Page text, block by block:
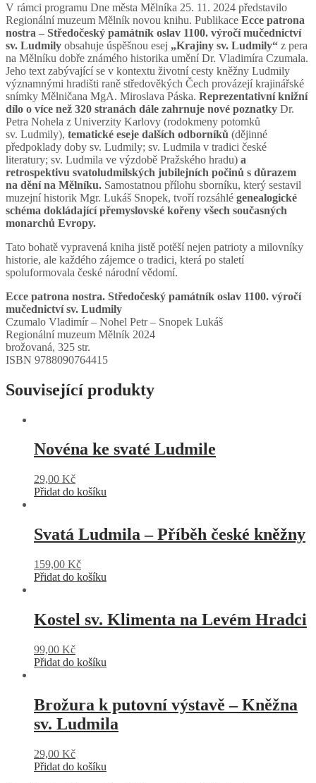
mučednictví
sv.
Ludmily
množství
V rámci programu Dne města Mělníka 25. 11. 2024 představilo
Regionální muzeum Mělník novou knihu. Publikace Ecce patrona
nostra – Středočeský památník oslav 1100. výročí mučednictví
sv. Ludmily obsahuje úspěšnou esej „Krajiny sv. Ludmily“ z pera
na Mělníku dobře známého historika umění Dr. Vladimíra Czumala.
Jeho text zabývající se v kontextu životní cesty kněžny Ludmily
významnými hradišti raně středověkých Čech provázejí krajinářské
snímky Mělničana MgA. Miroslava Páska. Reprezentativní knižní
dílo o více než 320 stranách dále zahrnuje nové poznatky Dr.
Petra Nohela z Univerzity Karlovy (rodokmeny potomků
sv. Ludmily), tematické eseje dalších odborníků (dějinné
předpoklady doby sv. Ludmily; sv. Ludmila v tradici české
literatury; sv. Ludmila ve výzdobě Pražského hradu) a
retrospektivu svatoludmilských jubilejních počinů s důrazem
na dění na Mělníku. Samostatnou přílohu sborníku, který sestavil
muzejní historik Mgr. Lukáš Snopek, tvoří rozsáhlé genealogické
schéma dokládající přemyslovské kořeny všech současných
monarchů Evropy.
Tato bohatě vypravená kniha jistě potěší nejen patrioty a milovníky
historie, ale každého zájemce o tradici, která po staletí
spoluformovala české národní vědomí.
Ecce patrona nostra. Středočeský památník oslav 1100. výročí
mučednictví sv. Ludmily
Czumalo Vladimír – Nohel Petr – Snopek Lukáš
Regionální muzeum Mělník 2024
brožovaná, 325 str.
ISBN 9788090764415
Související produkty
Novéna ke svaté Ludmile
29,00 Kč
Přidat do košíku
Svatá Ludmila – Příběh české kněžny
159,00 Kč
Přidat do košíku
Kostel sv. Klimenta na Levém Hradci
99,00 Kč
Přidat do košíku
Brožura k putovní výstavě – Kněžna
sv. Ludmila
29,00 Kč
Přidat do košíku